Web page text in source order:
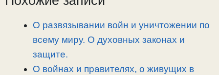
a
О развязывании войн и уничтожении по
всему миру. О духовных законах и
защите.
О войнах и правителях, о живущих в